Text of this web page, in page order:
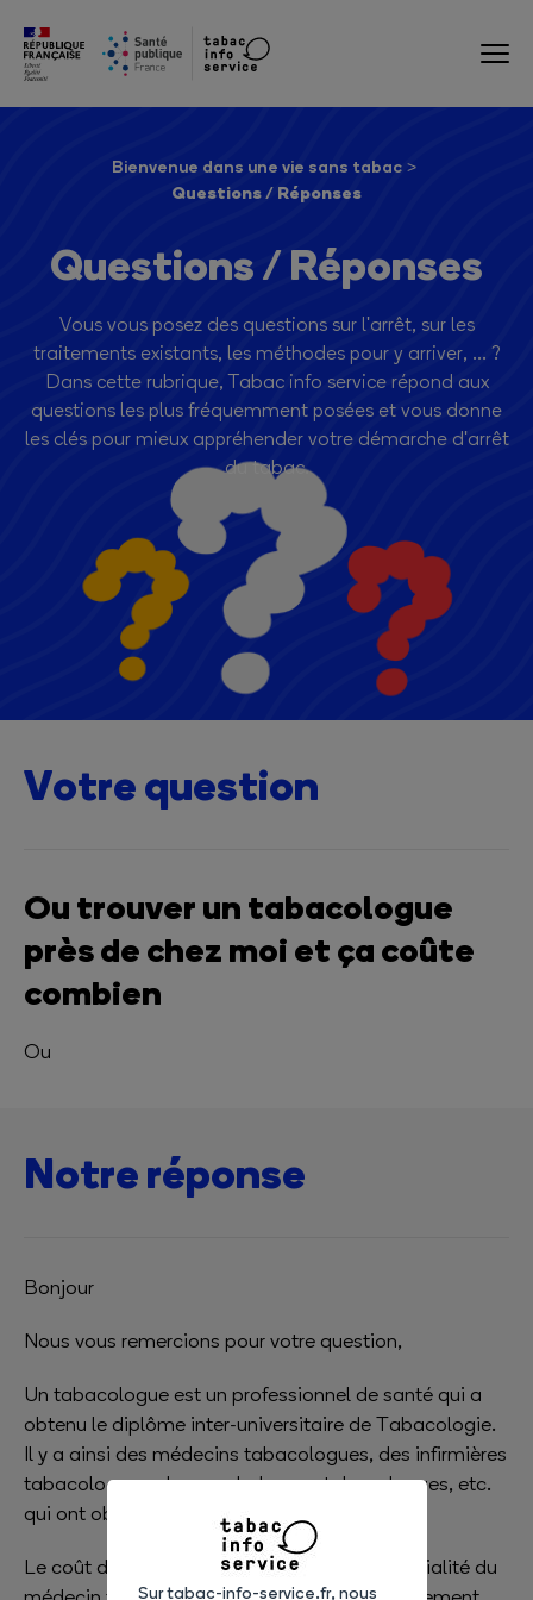
Bienvenue dans une vie sans tabac
Questions / Réponses
Questions / Réponses
Vous vous posez des questions sur l'arrêt, sur les
traitements existants, les méthodes pour y arriver, ... ?
Dans cette rubrique, Tabac info service répond aux
questions les plus fréquemment posées et vous donne
les clés pour mieux appréhender votre démarche d'arrêt
du tabac.
Votre question
Ou trouver un tabacologue
près de chez moi et ça coûte
combien
Ou
Notre réponse
Bonjour
Nous vous remercions pour votre question,
Un tabacologue est un professionnel de santé qui a
obtenu le diplôme inter-universitaire de Tabacologie.
Il y a ainsi des médecins tabacologues, des infirmières
tabacologues, des psychologues tabacologues, etc.
qui ont obtenu le même diplôme.
Le coût de la consultation dépend de la spécialité du
Sur tabac-info-service.fr, nous